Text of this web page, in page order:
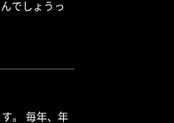
でしょうっ
。 毎年、年